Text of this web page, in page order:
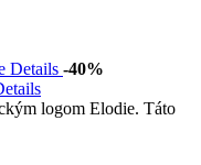
-40%
logom Elodie. Táto